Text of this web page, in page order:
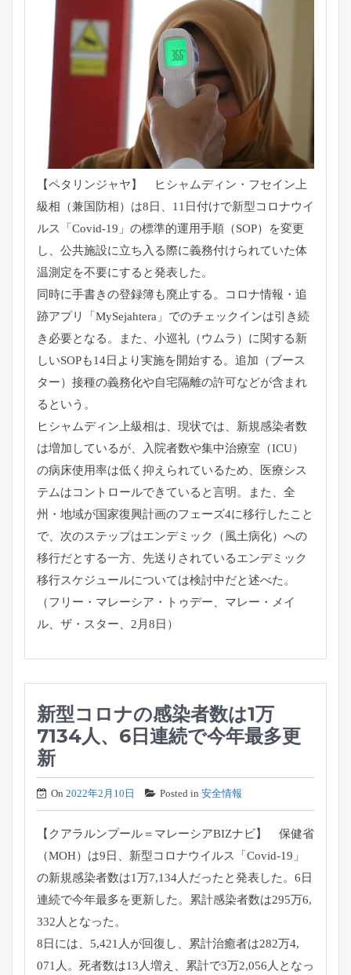
【ペタリンジャヤ】 ヒシャムディン・フセイン上
級相（兼国防相）は8日、 11日付けで新型コロナウイ
ルス「Covid-19」 の標準的運用手順（SOP）を変更
し、 公共施設に立ち入る際に義務付けられていた体
温測定を不要にする と発表した。
同時に手書きの登録簿も廃止する。コロナ情報・追
跡アプリ「MySejahtera」 でのチェックインは引き続
き必要となる。また、小巡礼（ウムラ） に関する新
しいSOPも14日より実施を開始する。追加（ブース
ター） 接種の義務化や自宅隔離の許可などが含まれ
るという。
ヒシャムディン上級相は、現状では、 新規感染者数
は増加しているが、入院者数や集中治療室（ICU）
の病床使用率は低く抑えられているため、 医療シス
テムはコントロールできていると言明。また、全
州・ 地域が国家復興計画のフェーズ4に移行したこと
で、 次のステップはエンデミック（風土病化）への
移行だとする一方、 先送りされているエンデミック
移行スケジュールについては検討中だと述べた。
（フリー・マレーシア・トゥデー、マレー・メイ
ル、ザ・スター、 2月8日）
新型コロナの感染者数は1万
7134人、6日連続で今年最多更
新
On 2022年2月10日 Posted in 安全情報
【クアラルンプール＝マレーシアBIZナビ】 保健省
（MOH）は9日、新型コロナウイルス「Covid-19」
の新規感染者数は1万7,134人だったと発表した。 6日
連続で今年最多を更新した。累計感染者数は295万6,
332人となった。
8日には、5,421人が回復し、累計治癒者は282万4,
071人。死者数は13人増え、累計で3万2,056人となっ